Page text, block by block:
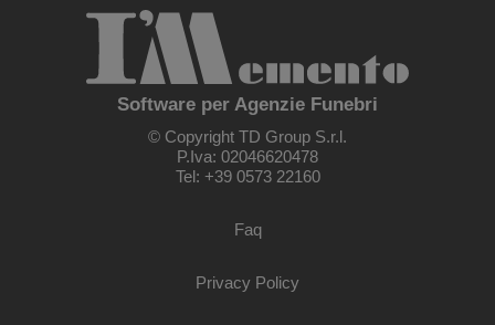
Software per Agenzie Funebri
© Copyright TD Group S.r.l.
P.Iva: 02046620478
Tel: +39 0573 22160
Faq
Privacy Policy